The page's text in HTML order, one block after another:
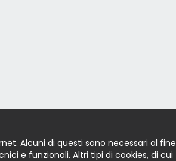
Alcuni di questi sono necessari al fine
e funzionali. Altri tipi di cookies, di cui